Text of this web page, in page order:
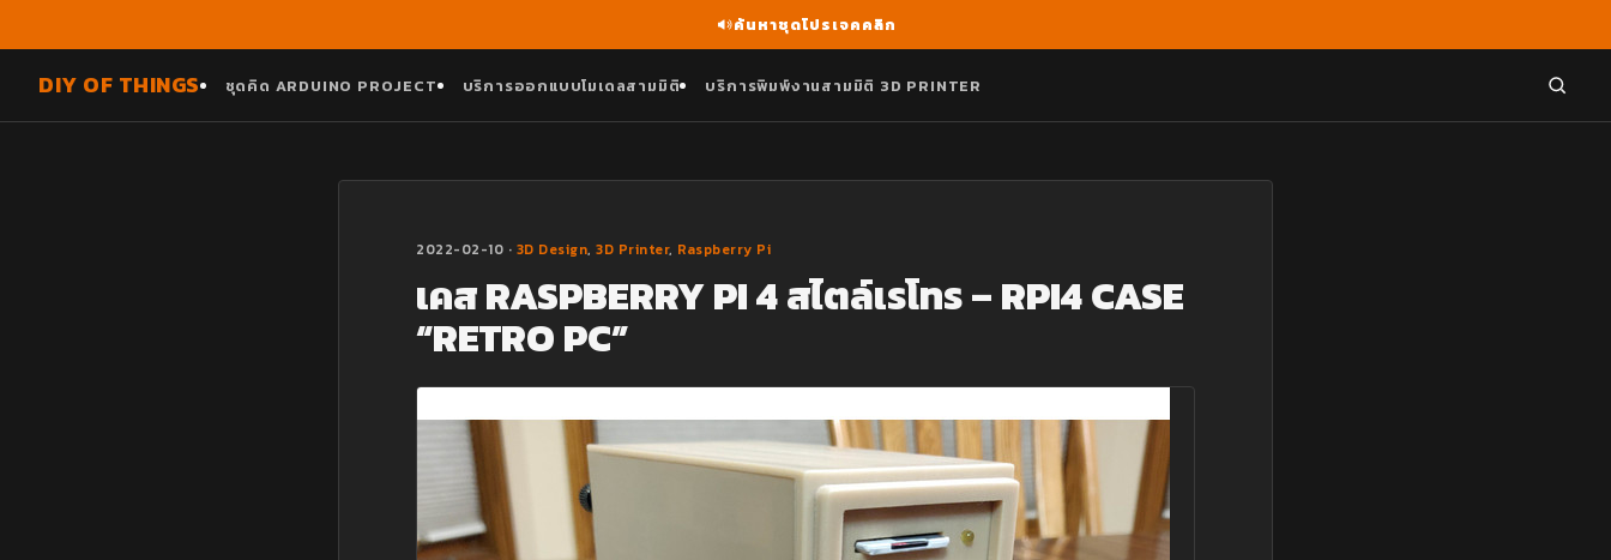
ค้นหาชุดโปรเจคคลิก
DIY OF THINGS ชุดคิด ARDUINO PROJECT บริการออกแบบโมเดลสามมิติ บริการพิมพ์งานสามมิติ 3D PRINTER
2022-02-10 · 3D Design, 3D Printer, Raspberry Pi
เคส RASPBERRY PI 4 สไตล์เรโทร – RPI4 CASE
“RETRO PC”